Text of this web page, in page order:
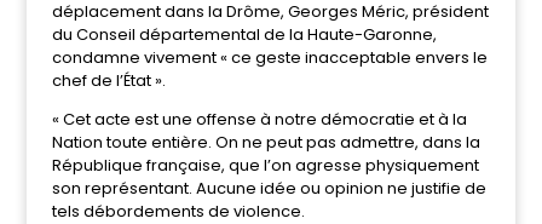
déplacement dans la Drôme, Georges Méric, président
du Conseil départemental de la Haute-Garonne,
condamne vivement « ce geste inacceptable envers le
chef de l’État ».
« Cet acte est une offense à notre démocratie et à la
Nation toute entière. On ne peut pas admettre, dans la
République française, que l’on agresse physiquement
son représentant. Aucune idée ou opinion ne justifie de
tels débordements de violence.